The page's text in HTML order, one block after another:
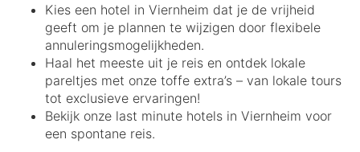
Kies een hotel in Viernheim dat je de vrijheid
geeft om je plannen te wijzigen door flexibele
annuleringsmogelijkheden.
Haal het meeste uit je reis en ontdek lokale
pareltjes met onze toffe extra’s – van lokale tours
tot exclusieve ervaringen!
Bekijk onze last minute hotels in Viernheim voor
een spontane reis.